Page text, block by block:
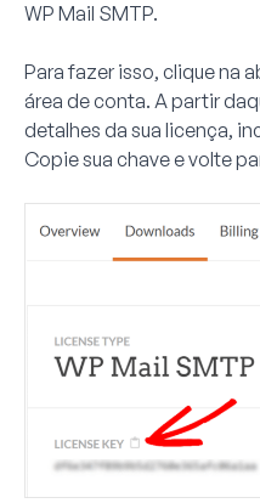
WP Mail SMTP.
Para fazer isso, clique na
área de conta. A partir
detalhes da sua licença,
Copie sua chave e volte